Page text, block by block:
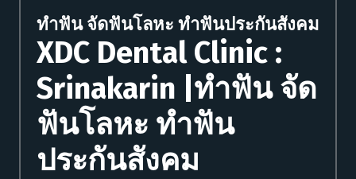
ทำฟัน จัดฟันโลหะ ทำฟันประกันสังคม
XDC Dental Clinic :
Srinakarin |ทำฟัน จัด
ฟันโลหะ ทำฟัน
ประกันสังคม